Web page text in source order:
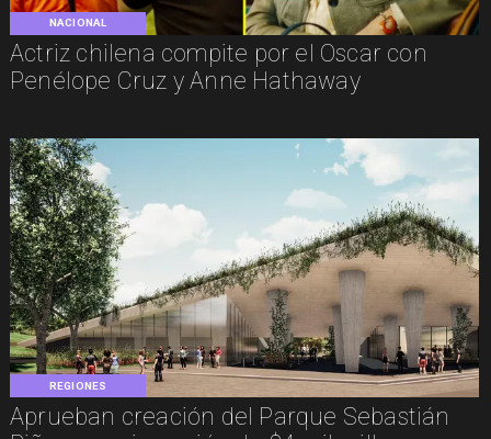
NACIONAL
Actriz chilena compite por el Oscar con
Penélope Cruz y Anne Hathaway
REGIONES
Aprueban creación del Parque Sebastián